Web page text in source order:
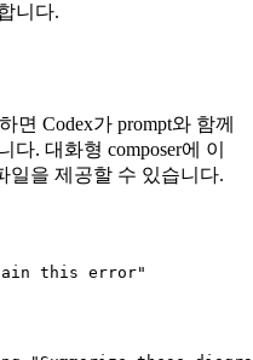
니다.
면 Codex가 prompt와 함께
. 대화형 composer에 이
일을 제공할 수 있습니다.
this error"